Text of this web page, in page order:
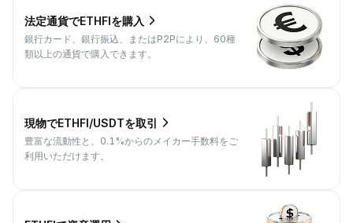
法定通貨でETHFIを購入
銀行カード、銀行振込、またはP2Pにより、60種
類以上の通貨で購入できます。
現物でETHFI/USDTを取引
豊富な流動性と、0.1%からのメイカー手数料をご
利用いただけます。